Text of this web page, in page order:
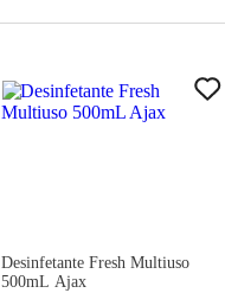
Desinfetante Fresh Multiuso
500mL Ajax